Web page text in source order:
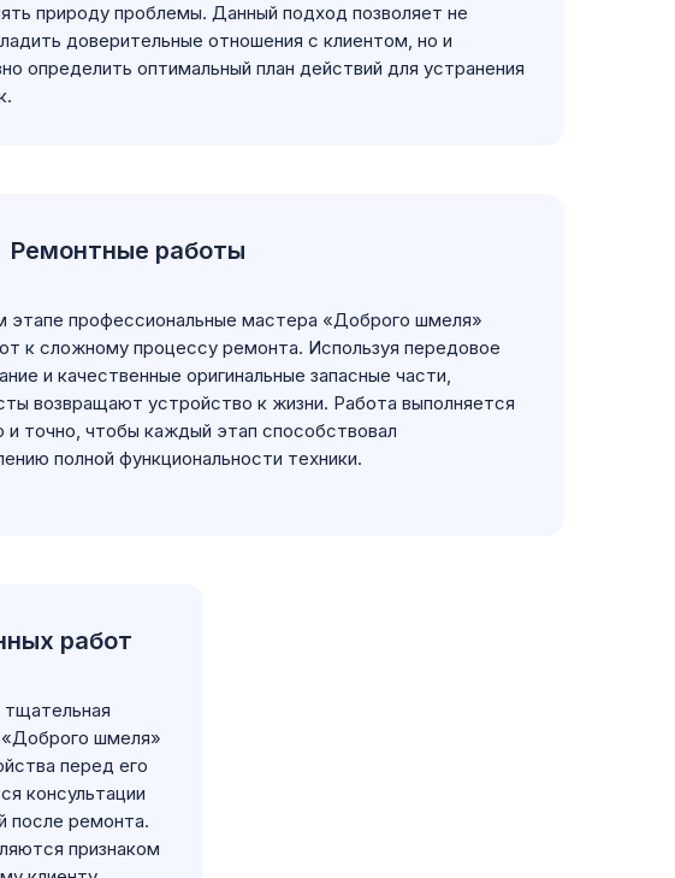
природу проблемы. Данный подход позволяет не
доверительные отношения с клиентом, но и
определить оптимальный план действий для устранения
Ремонтные работы
этапе профессиональные мастера «Доброго шмеля»
к сложному процессу ремонта. Используя передовое
и качественные оригинальные запасные части,
возвращают устройство к жизни. Работа выполняется
и точно, чтобы каждый этап способствовал
полной функциональности техники.
работ
шмеля»
перед его
консультации
после ремонта.
признаком